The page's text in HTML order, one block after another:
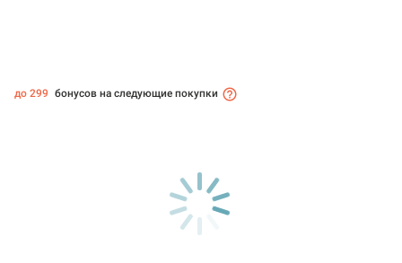
до 299 бонусов на следующие покупки